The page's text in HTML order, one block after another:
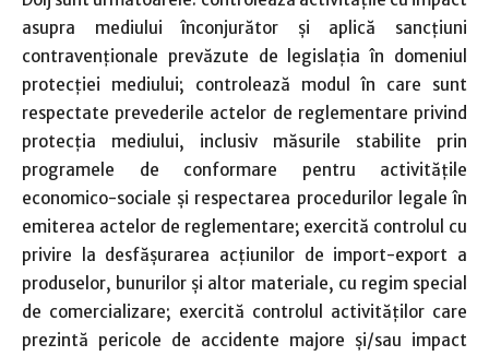
asupra mediului înconjurător şi aplică sancţiuni
contravenţionale prevăzute de legislaţia în domeniul
protecţiei mediului; controlează modul în care sunt
respectate prevederile actelor de reglementare privind
protecţia mediului, inclusiv măsurile stabilite prin
programele de conformare pentru activităţile
economico-sociale şi respectarea procedurilor legale în
emiterea actelor de reglementare; exercită controlul cu
privire la desfăşurarea acţiunilor de import-export a
produselor, bunurilor şi altor materiale, cu regim special
de comercializare; exercită controlul activităţilor care
prezintă pericole de accidente majore şi/sau impact